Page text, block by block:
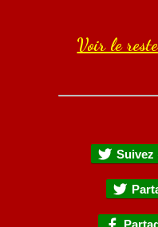
Voir le
Suivez